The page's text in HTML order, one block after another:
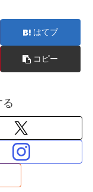
はてブ
コピー